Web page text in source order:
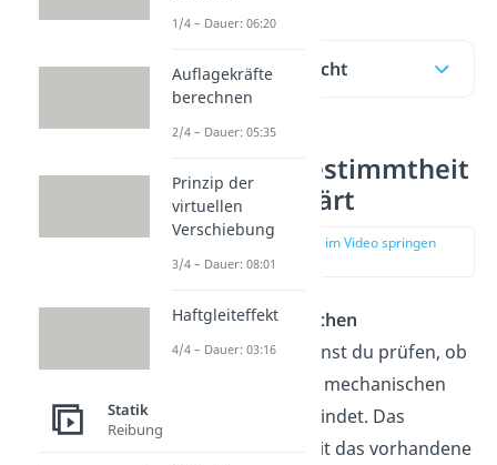
Inhaltsübersicht
Statische Bestimmtheit
einfach erklärt
zur Stelle im Video springen
(00:14)
Mithilfe derstatischen
Bestimmtheit
kannst du prüfen, ob
sich ein System im mechanischen
befindet. Das
bedeutet, inwieweit das vorhandene
1/4 – Dauer: 06:20
Auflagekräfte
berechnen
2/4 – Dauer: 05:35
Prinzip der
virtuellen
Verschiebung
3/4 – Dauer: 08:01
Haftgleiteffekt
4/4 – Dauer: 03:16
Statik
Reibung